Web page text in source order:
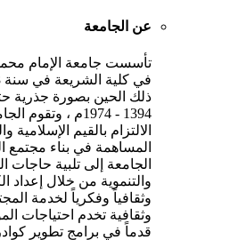
عن الجامعة
تأسست جامعة الإمام
ذلك الحين بصورة
1394 - 1974م ،
الالتزام بالقيم
المساهمة في بناء مجتمع
الجامعة إلى تلبية حاجات
والتنموية من خلال إعداد
وثقافياً وفكرياً لخدمة
وثقافية تخدم احتياجات
قدماً في برامج تطوير